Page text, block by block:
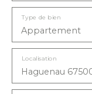
Appartement
Type de bien
Haguenau
Localisation